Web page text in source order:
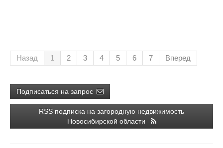
Назад 1 2 3 4 5 6 7 Вперед
Подписаться на запрос
RSS подписка на загородную недвижимость
Новосибирской области